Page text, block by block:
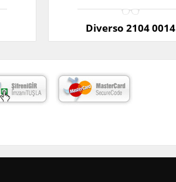
Diverso 2104 0014